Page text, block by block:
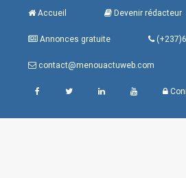
Accueil Devenir rédacteur
Annonces gratuite
contact@menouactuweb.com